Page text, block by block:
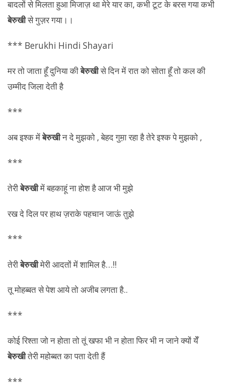
बादलों से मिलता हुआ मिजाज़ था मेरे यार का, कभी टूट के बरस गया कभी
बेरुखीसे गुज़र गया।।
*** Berukhi Hindi Shayari
मर तो जाता हूँ दुनिया कीबेरुखीसे दिन में रात को सोता हूँ तो कल की
उम्मीद जिला देती है
***
अब इश्क मेंबेरुखीन दे मुझको , बेहद गुम़ा रहा है तेरे इश्क पे मुझको ,
***
तेरीबेरुखीमें बहकाहूं ना होश है आज भी मुझे
रख दे दिल पर हाथ ज़राके पहचान जाऊं तुझे
***
तेरीबेरुखीमेरी आदतों में शामिल है…!!
तू मोहब्बत से पेश आये तो अजीब लगता है..
***
कोई रिश्ता जो न होता तो तूं खफा भी न होता फिर भी न जाने क्यों येँ
बेरुखीतेरी महोब्बत का पता देती हैं
***